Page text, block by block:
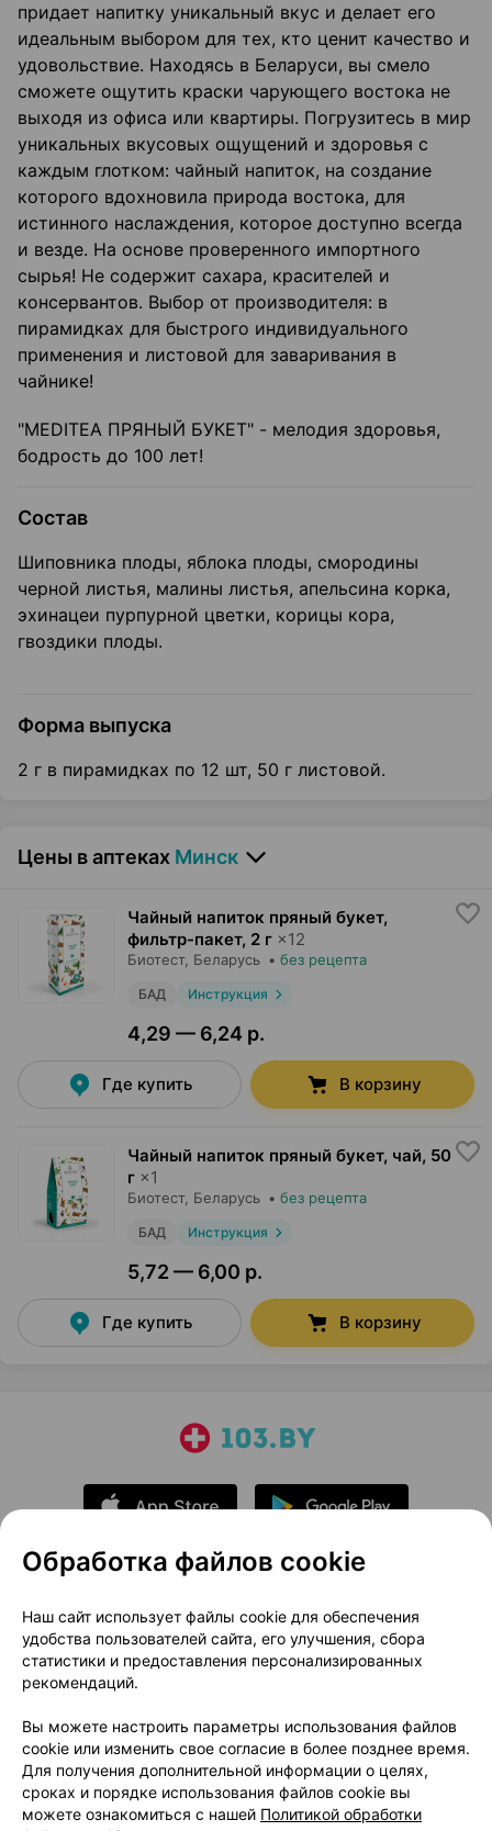
придает напитку уникальный вкус и делает его
идеальным выбором для тех, кто ценит качество и
удовольствие. Находясь в Беларуси, вы смело
сможете ощутить краски чарующего востока не
выходя из офиса или квартиры. Погрузитесь в мир
уникальных вкусовых ощущений и здоровья с
каждым глотком: чайный напиток, на создание
которого вдохновила природа востока, для
истинного наслаждения, которое доступно всегда
и везде. На основе проверенного импортного
сырья! Не содержит сахара, красителей и
консервантов. Выбор от производителя: в
пирамидках для быстрого индивидуального
применения и листовой для заваривания в
чайнике!
"MEDITEA ПРЯНЫЙ БУКЕТ" - мелодия здоровья,
бодрость до 100 лет!
Состав
Шиповника плоды, яблока плоды, смородины
черной листья, малины листья, апельсина корка,
эхинацеи пурпурной цветки, корицы кора,
гвоздики плоды.
Форма выпуска
2 г в пирамидках по 12 шт, 50 г листовой.
Цены в аптеках Минск
Чайный напиток пряный букет,
фильтр-пакет, 2 г ×12
Биотест, Беларусь • без рецепта
БАД Инструкция
4,29 — 6,24 р.
Где купить В корзину
Чайный напиток пряный букет, чай, 50
г ×1
Биотест, Беларусь • без рецепта
БАД Инструкция
5,72 — 6,00 р.
Где купить В корзину
О проекте
Новости проекта
Размещение рекламы
Медицинский маркетинг
Публичный договор
Доставка
Способы оплаты
Вакансии
Партнеры
Написать руководителю 103.by
Написать в поддержку
Обработка файлов cookie
Наш сайт использует файлы cookie для обеспечения
удобства пользователей сайта, его улучшения, сбора
статистики и предоставления персонализированных
рекомендаций.
Вы можете настроить параметры использования файлов
cookie или изменить свое согласие в более позднее время.
Для получения дополнительной информации о целях,
сроках и порядке использования файлов cookie вы
можете ознакомиться с нашей Политикой обработки